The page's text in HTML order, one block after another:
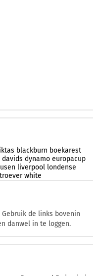
blackburn boekarest
davids dynamo europacup
liverpool londense
white
de links bovenin
danwel in te loggen.